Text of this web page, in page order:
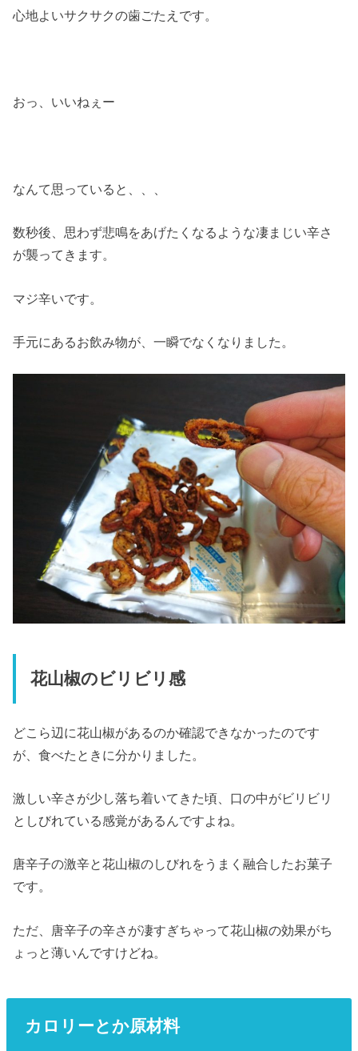
心地よいサクサクの歯ごたえです。
おっ、いいねぇー
なんて思っていると、、、
数秒後、思わず悲鳴をあげたくなるような凄まじい辛さ
が襲ってきます。
マジ辛いです。
手元にあるお飲み物が、一瞬でなくなりました。
花山椒のビリビリ感
どこら辺に花山椒があるのか確認できなかったのです
が、食べたときに分かりました。
激しい辛さが少し落ち着いてきた頃、口の中がビリビリ
としびれている感覚があるんですよね。
唐辛子の激辛と花山椒のしびれをうまく融合したお菓子
です。
ただ、唐辛子の辛さが凄すぎちゃって花山椒の効果がち
ょっと薄いんですけどね。
カロリーとか原材料